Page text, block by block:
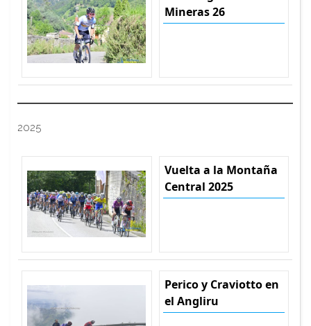
Mineras 26
2025
Vuelta a la Montaña
Central 2025
Perico y Craviotto en
el Angliru